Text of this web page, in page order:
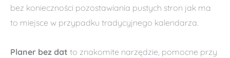
bez konieczności pozostawiania pustych stron jak ma
to miejsce w przypadku tradycyjnego kalendarza.
Planer bez dat to znakomite narzędzie, pomocne przy